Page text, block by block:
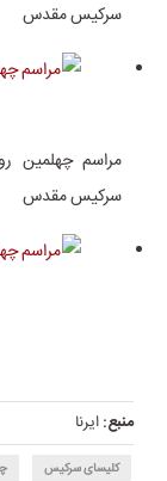
سرکیس مقدس
مراسم چهلمین
سرکیس مقدس
منبع:ایرنا
کلیسای سرکیس